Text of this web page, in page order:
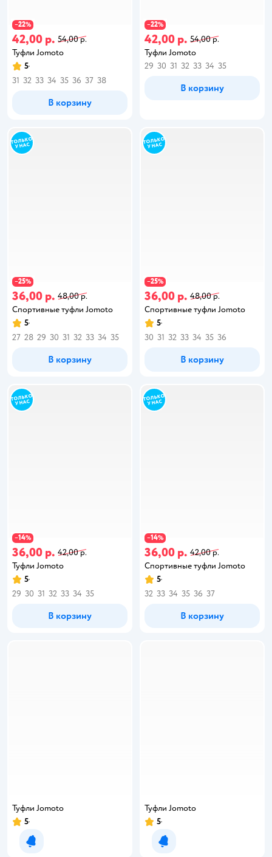
−22%
42,00 р. 54,00 р.
Туфли Jomoto
5
31 32 33 34 35 36 37 38
В корзину
−22%
42,00 р. 54,00 р.
Туфли Jomoto
29 30 31 32 33 34 35
В корзину
−25%
36,00 р. 48,00 р.
Спортивные туфли Jomoto
5
27 28 29 30 31 32 33 34 35
В корзину
−25%
36,00 р. 48,00 р.
Спортивные туфли Jomoto
5
30 31 32 33 34 35 36
В корзину
−14%
36,00 р. 42,00 р.
Туфли Jomoto
5
29 30 31 32 33 34 35
В корзину
−14%
36,00 р. 42,00 р.
Спортивные туфли Jomoto
5
32 33 34 35 36 37
В корзину
Туфли Jomoto
5
Уведомить о появлении
Туфли Jomoto
5
Уведомить о появлении